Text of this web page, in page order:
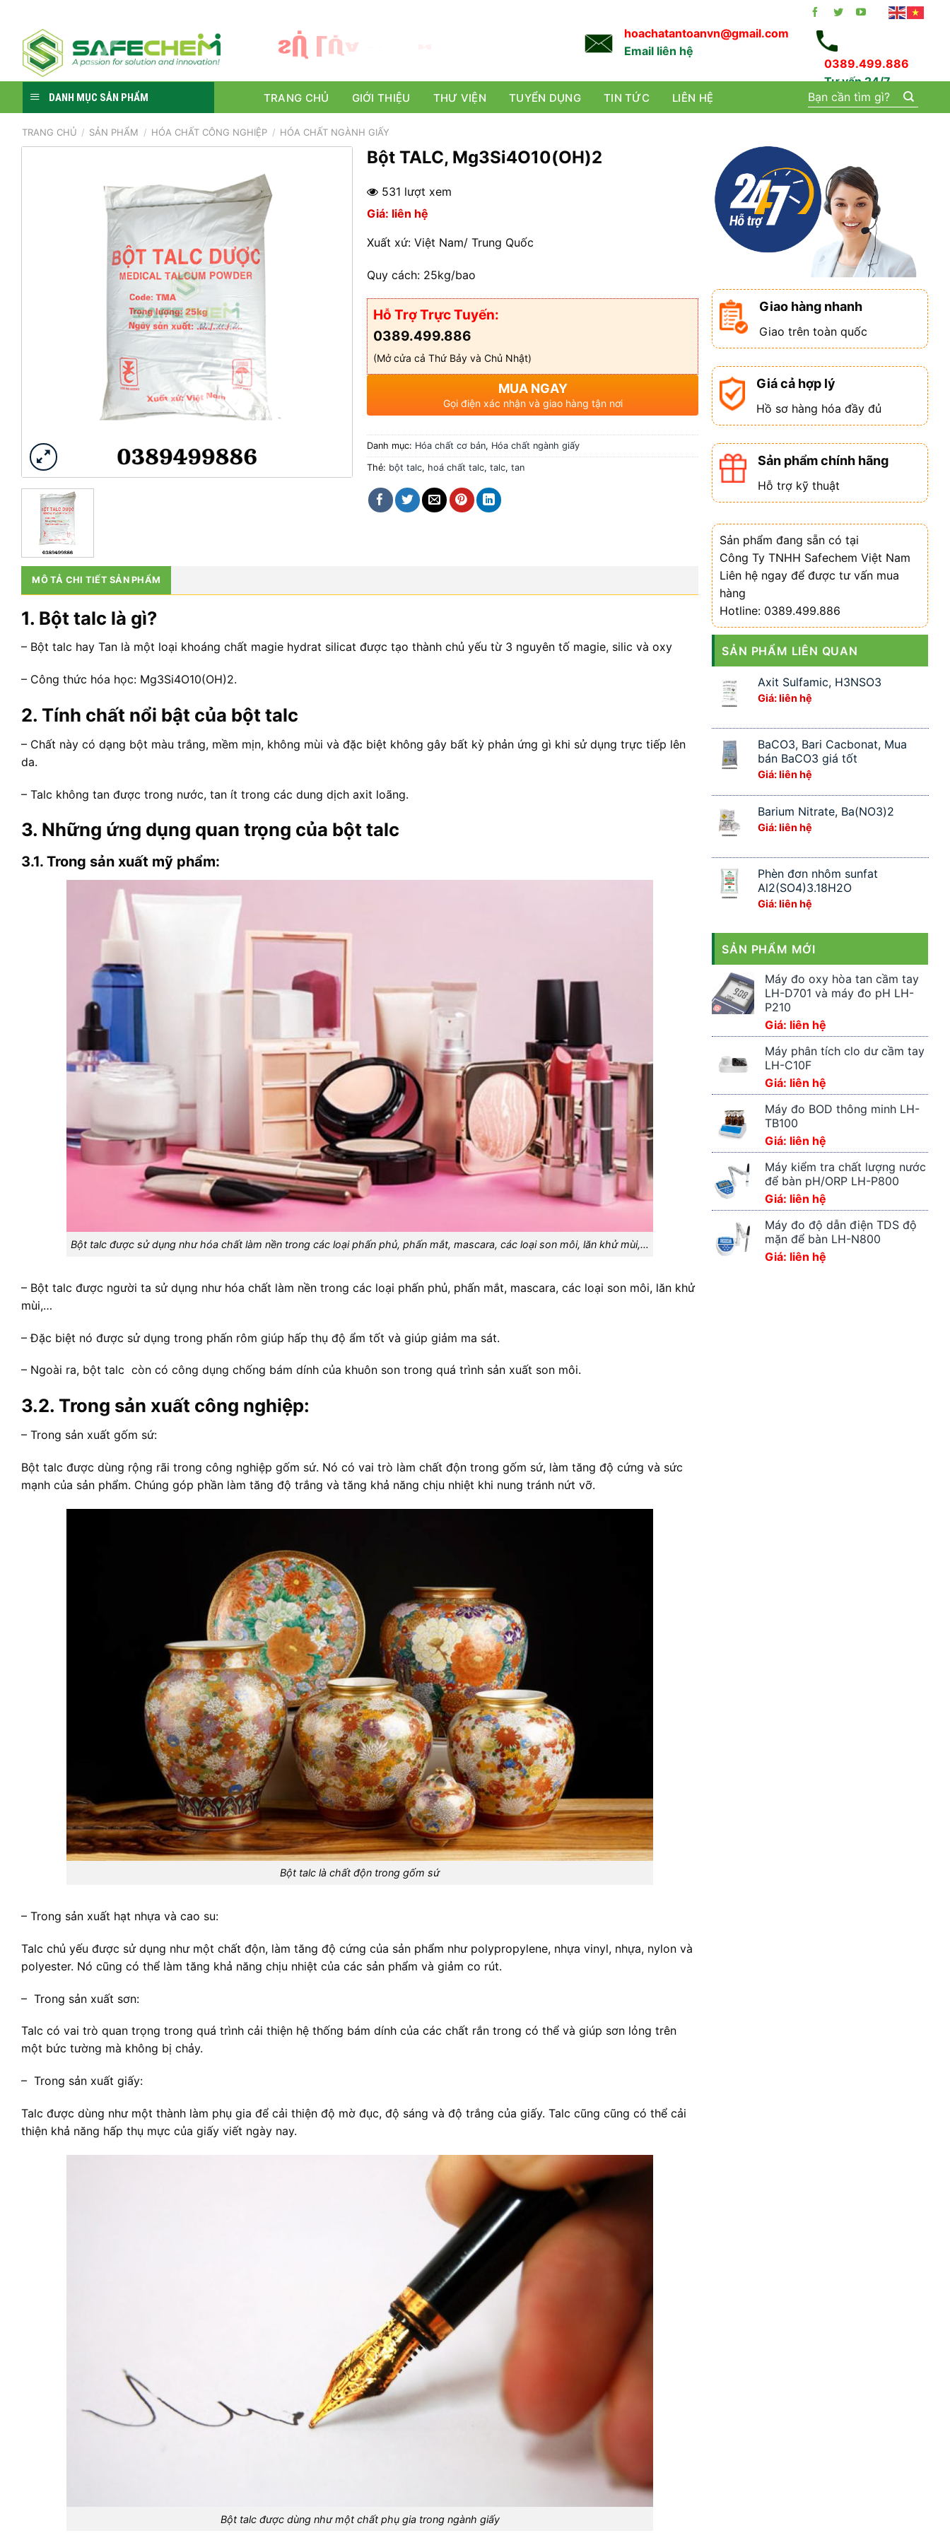
content
SỰ LỰA
hoachatantoanvn@gmail.com
Email liên hệ
0389.499.886
Tư vấn 24/7
DANH MỤC SẢN PHẨM TRANG CHỦ GIỚI THIỆU THƯ VIỆN TUYỂN DỤNG TIN TỨC LIÊN HỆ
Tìm
kiếm:
TRANG CHỦ / SẢN PHẨM / HÓA CHẤT CÔNG NGHIỆP / HÓA CHẤT NGÀNH GIẤY
Bột TALC, Mg3Si4O10(OH)2
531 lượt xem
Giá: liên hệ
Xuất xứ: Việt Nam/ Trung Quốc
Quy cách: 25kg/bao
Hỗ Trợ Trực Tuyến:
0389.499.886
(Mở cửa cả Thứ Bảy và Chủ Nhật)
MUA NGAY
Gọi điện xác nhận và giao hàng tận nơi
Danh mục: Hóa chất cơ bản, Hóa chất ngành giấy
Thẻ: bột talc, hoá chất talc, talc, tan
MÔ TẢ CHI TIẾT SẢN PHẨM
1. Bột talc là gì?
– Bột talc hay Tan là một loại khoáng chất magie hydrat silicat được tạo thành chủ yếu từ 3 nguyên tố magie, silic và oxy
– Công thức hóa học: Mg3Si4O10(OH)2.
2. Tính chất nổi bật của bột talc
– Chất này có dạng bột màu trắng, mềm mịn, không mùi và đặc biệt không gây bất kỳ phản ứng gì khi sử dụng trực tiếp lên
da.
– Talc không tan được trong nước, tan ít trong các dung dịch axit loãng.
3. Những ứng dụng quan trọng của bột talc
3.1. Trong sản xuất mỹ phẩm:
Bột talc được sử dụng như hóa chất làm nền trong các loại phấn phủ, phấn mắt, mascara, các loại son môi, lăn khử mùi,…
– Bột talc được người ta sử dụng như hóa chất làm nền trong các loại phấn phủ, phấn mắt, mascara, các loại son môi, lăn khử
mùi,…
– Đặc biệt nó được sử dụng trong phấn rôm giúp hấp thụ độ ẩm tốt và giúp giảm ma sát.
– Ngoài ra, bột talc còn có công dụng chống bám dính của khuôn son trong quá trình sản xuất son môi.
3.2. Trong sản xuất công nghiệp:
– Trong sản xuất gốm sứ:
Bột talc được dùng rộng rãi trong công nghiệp gốm sứ. Nó có vai trò làm chất độn trong gốm sứ, làm tăng độ cứng và sức
mạnh của sản phẩm. Chúng góp phần làm tăng độ trắng và tăng khả năng chịu nhiệt khi nung tránh nứt vỡ.
Bột talc là chất độn trong gốm sứ
– Trong sản xuất hạt nhựa và cao su:
Talc chủ yếu được sử dụng như một chất độn, làm tăng độ cứng của sản phẩm như polypropylene, nhựa vinyl, nhựa, nylon và
polyester. Nó cũng có thể làm tăng khả năng chịu nhiệt của các sản phẩm và giảm co rút.
– Trong sản xuất sơn:
Talc có vai trò quan trọng trong quá trình cải thiện hệ thống bám dính của các chất rắn trong có thể và giúp sơn lỏng trên
một bức tường mà không bị chảy.
– Trong sản xuất giấy:
Talc được dùng như một thành làm phụ gia để cải thiện độ mờ đục, độ sáng và độ trắng của giấy. Talc cũng cũng có thể cải
thiện khả năng hấp thụ mực của giấy viết ngày nay.
Bột talc được dùng như một chất phụ gia trong ngành giấy
Giao hàng nhanh
Giao trên toàn quốc
Giá cả hợp lý
Hồ sơ hàng hóa đầy đủ
Sản phẩm chính hãng
Hỗ trợ kỹ thuật
Sản phẩm đang sẵn có tại
Công Ty TNHH Safechem Việt Nam
Liên hệ ngay để được tư vấn mua
hàng
Hotline: 0389.499.886
SẢN PHẨM LIÊN QUAN
Axit Sulfamic, H3NSO3
Giá: liên hệ
BaCO3, Bari Cacbonat, Mua
bán BaCO3 giá tốt
Giá: liên hệ
Barium Nitrate, Ba(NO3)2
Giá: liên hệ
Phèn đơn nhôm sunfat
Al2(SO4)3.18H2O
Giá: liên hệ
SẢN PHẨM MỚI
Máy đo oxy hòa tan cầm tay
LH-D701 và máy đo pH LH-
P210
Giá: liên hệ
Máy phân tích clo dư cầm tay
LH-C10F
Giá: liên hệ
Máy đo BOD thông minh LH-
TB100
Giá: liên hệ
Máy kiểm tra chất lượng nước
để bàn pH/ORP LH-P800
Giá: liên hệ
Máy đo độ dẫn điện TDS độ
mặn để bàn LH-N800
Giá: liên hệ